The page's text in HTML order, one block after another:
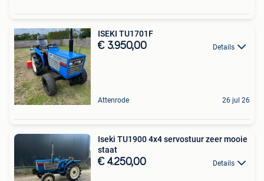
ISEKI TU1701F
€ 3.950,00 Details
Attenrode 26 jul 26
Iseki TU1900 4x4 servostuur zeer mooie
staat
€ 4.250,00 Details